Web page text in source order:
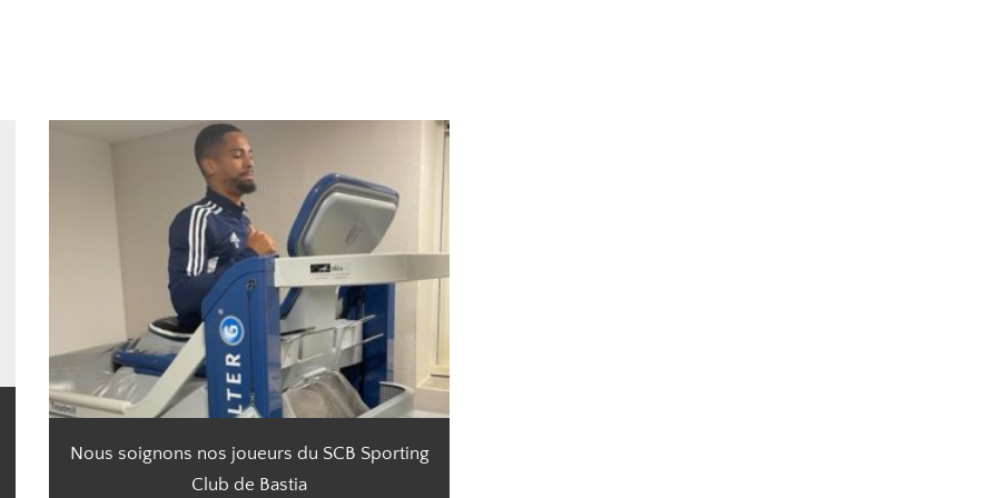
Nous soignons nos joueurs du SCB Sporting
Club de Bastia